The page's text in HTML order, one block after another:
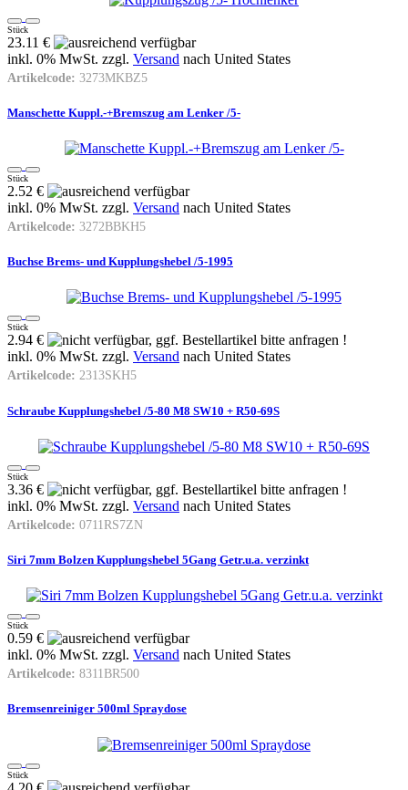
Stück
23.11 €
inkl. 0% MwSt. zzgl. Versand nach United States
Artikelcode: 3273MKBZ5
Manschette Kuppl.-+Bremszug am Lenker /5-
Stück
2.52 €
inkl. 0% MwSt. zzgl. Versand nach United States
Artikelcode: 3272BBKH5
Buchse Brems- und Kupplungshebel /5-1995
Stück
2.94 €
inkl. 0% MwSt. zzgl. Versand nach United States
Artikelcode: 2313SKH5
Schraube Kupplungshebel /5-80 M8 SW10 + R50-69S
Stück
3.36 €
inkl. 0% MwSt. zzgl. Versand nach United States
Artikelcode: 0711RS7ZN
Siri 7mm Bolzen Kupplungshebel 5Gang Getr.u.a. verzinkt
Stück
0.59 €
inkl. 0% MwSt. zzgl. Versand nach United States
Artikelcode: 8311BR500
Bremsenreiniger 500ml Spraydose
Stück